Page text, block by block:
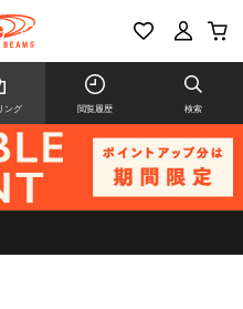
ング 閲覧履歴 検索